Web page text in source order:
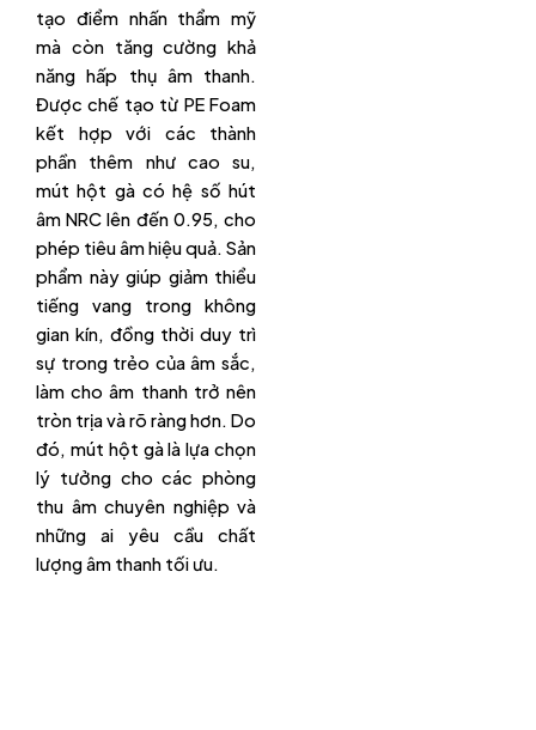
tạo điểm nhấn thẩm mỹ
mà còn tăng cường khả
năng hấp thụ âm thanh.
Được chế tạo từ PE Foam
kết hợp với các thành
phần thêm như cao su,
mút hột gà có hệ số hút
âm NRC lên đến 0.95, cho
phép tiêu âm hiệu quả. Sản
phẩm này giúp giảm thiểu
tiếng vang trong không
gian kín, đồng thời duy trì
sự trong trẻo của âm sắc,
làm cho âm thanh trở nên
tròn trịa và rõ ràng hơn. Do
đó, mút hột gà là lựa chọn
lý tưởng cho các phòng
thu âm chuyên nghiệp và
những ai yêu cầu chất
lượng âm thanh tối ưu.